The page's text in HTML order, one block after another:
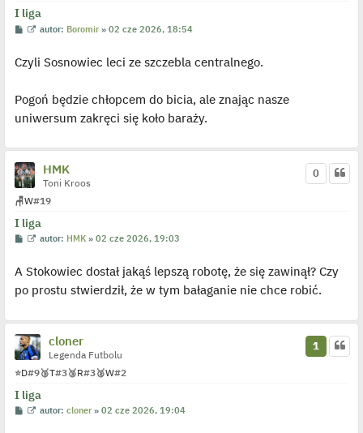
c
y
o
s
I liga
P
t
W
w
i
l
o
d
z
y
o
s
autor: Boromir »02 cze 2026, 18:54
Czyli Sosnowiec leci ze szczebla centralnego.
Pogoń będzie chłopcem do bicia, ale znając nasze
uniwersum zakręci się koło baraży.
HMK
Toni Kroos
🪑W#19
I liga
0
P
t
W
w
i
e
p
o
j
e
d
y
c
y
autor: HMK »02 cze 2026, 19:03
A Stokowiec dostał jakąś lepszą robotę, że się zawinął? Czy
po prostu stwierdził, że w tym bałaganie nie chce robić.
cloner
Legenda Futbolu
⭐D#9🥉T#3🥉R#3🥈W#2
I liga
1
P
W
autor:cloner »02 cze 2026, 19:04